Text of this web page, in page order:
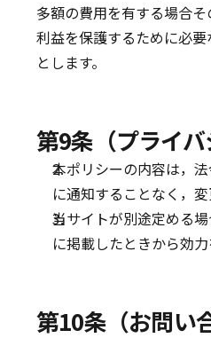
多額の費用を有する場合
利益を保護するために必
とします。
第9条（プライバ
本ポリシーの内容は，
に通知することなく，
当サイトが別途定める
に掲載したときから効
第10条（お問い